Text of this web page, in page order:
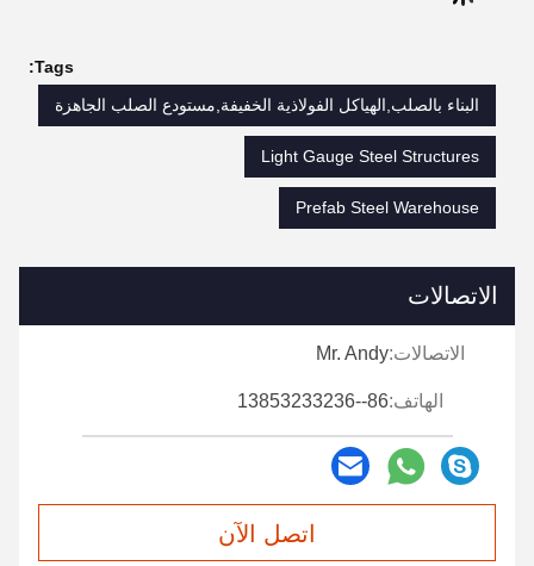
Tags:
البناء بالصلب,الهياكل الفولاذية الخفيفة,مستودع الصلب الجاهزة
Light Gauge Steel Structures
Prefab Steel Warehouse
الاتصالات
الاتصالات:Mr. Andy
الهاتف:86--13853233236
اتصل الآن